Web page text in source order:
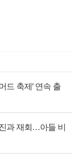
드 축제' 연속 출
과 재회…아들 비